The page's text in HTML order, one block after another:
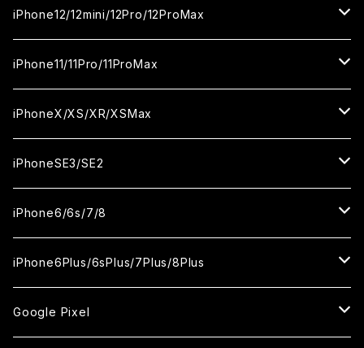
セラミックフィルム
ガラスフィルム
セラミックフィルム
iPhone16ProMax
ガラスフィルム
セラミックフィルム
セラミックフィルム
ガラスフィルム
セラミックフィルム
iPhone15Plus
ガラスフィルム
セラミックフィルム
iPhone15ProMax
ガラスフィルム
セラミックフィルム
ガラスフィルム
セラミックフィルム
iPhone14Pro
ガラスフィルム
セラミックフィルム
iPhone14Plus
ガラスフィルム
セラミックフィルム
iPhone14ProMax
ガラスフィルム
セラミックフィルム
iPhone13/13Pro
ガラスフィルム
セラミックフィルム
iPhone13mini
ガラスフィルム
セラミックフィルム
iPhone13ProMax
ガラスフィルム
セラミックフィルム
iPhone12/12mini/12Pro/12ProMax
iPhone12/12Pro
ガラスフィルム
セラミックフィルム
iPhone12mini
ガラスフィルム
セラミックフィルム
iPhone12ProMax
ガラスフィルム
セラミックフィルム
iPhone11/11Pro/11ProMax
iPhone11
ガラスフィルム
セラミックフィルム
iPhone11Pro
ガラスフィルム
セラミックフィルム
iPhone11Pro Max
ガラスフィルム
セラミックフィルム
iPhoneX/XS/XR/XSMax
iPhoneX
ガラスフィルム
セラミックフィルム
iPhoneXS
ガラスフィルム
セラミックフィルム
iPhoneXR
ガラスフィルム
iPhoneXSMax
iPhoneSE3/SE2
iPhoneSE3
ガラスフィルム
ケース
iPhoneSE2
ガラスフィルム
iPhone6/6s/7/8
iPhone8
ガラスフィルム
iPhone7
iPhone6Plus/6sPlus/7Plus/8Plus
iPhone6Plus
Google Pixel